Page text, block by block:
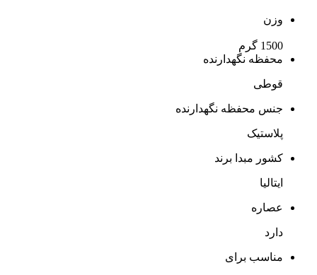
وزن
1500 گرم
محفظه نگهدارنده
قوطی
جنس محفظه نگهدارنده
پلاستیک
کشور مبدا برند
ایتالیا
عصاره
دارد
مناسب برای